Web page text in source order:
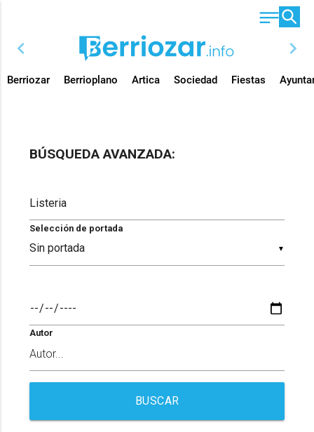
chevron_left chevron_right
Berriozar Berrioplano Artica Sociedad Fiestas
BÚSQUEDA AVANZADA:
▼
Selección de portada
Autor
BUSCAR